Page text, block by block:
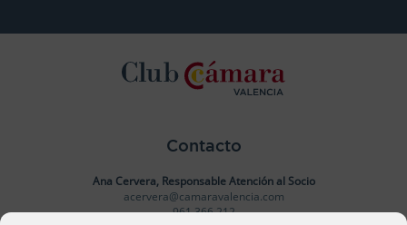
Contacto
Ana Cervera, Responsable Atención al Socio
acervera@camaravalencia.com
961 366 212